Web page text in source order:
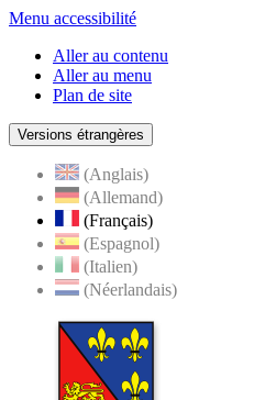
Menu accessibilité
Aller au contenu
Aller au menu
Plan de site
Versions étrangères
(Anglais)
(Allemand)
(Français)
(Espagnol)
(Italien)
(Néerlandais)